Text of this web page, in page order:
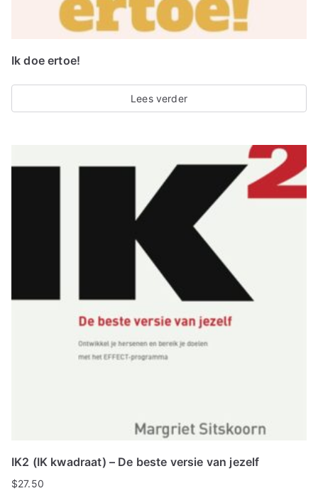
Ik doe ertoe!
Lees verder
IK2 (IK kwadraat) – De beste versie van jezelf
$27.50